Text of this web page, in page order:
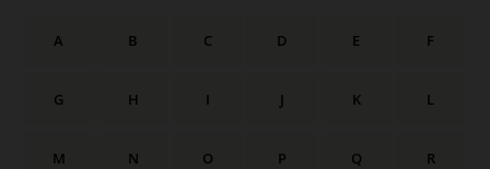
A B C D E F
G H I J K L
M N O P Q R